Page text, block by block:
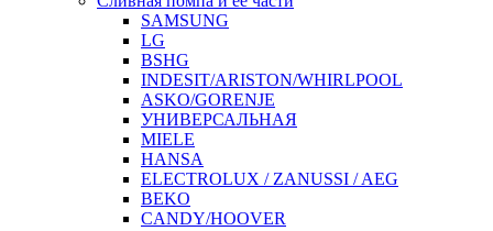
SAMSUNG
LG
BSHG
INDESIT/ARISTON/WHIRLPOOL
ASKO/GORENJE
УНИВЕРСАЛЬНАЯ
MIELE
HANSA
ELECTROLUX / ZANUSSI / AEG
BEKO
CANDY/HOOVER